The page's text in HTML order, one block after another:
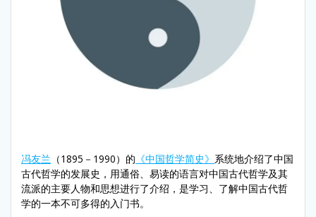
冯友兰 （1895－1990）的 《中国哲学简史》 系统地介绍了中国
古代哲学的发展史，用通俗、易读的语言对中国古代哲学及其
流派的主要人物和思想进行了介绍，是学习、了解中国古代哲
学的一本不可多得的入门书。